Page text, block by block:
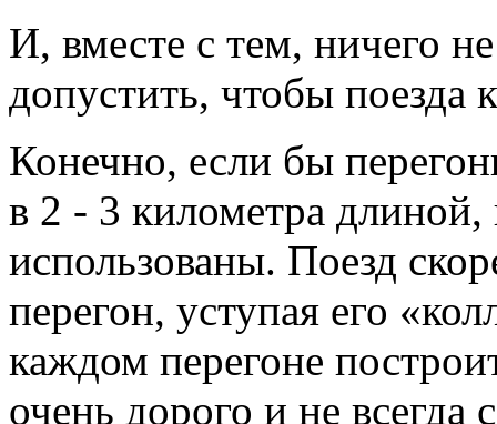
И, вместе с тем, ничего
допустить, чтобы поезда
Конечно, если бы
в 2 - 3 километра
использованы. Поезд
перегон, уступая его
каждом перегоне
очень дорого и не всегда